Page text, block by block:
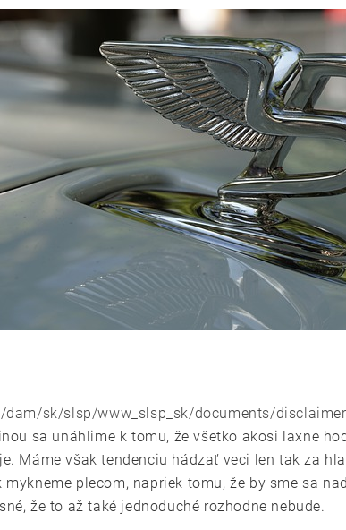
sk/slsp/www_slsp_sk/documents/
sa unáhlime k tomu, že všetko akosi laxne
Máme však tendenciu hádzať veci len tak za
plecom, napriek tomu, že by sme sa
že to až také jednoduché rozhodne nebude.